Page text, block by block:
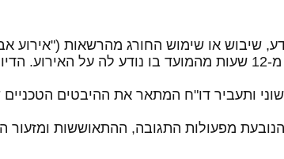
שיבוש או שימוש החורג מהרשאות
ל-
ותעביר דו"ח המתאר את ההיבטים